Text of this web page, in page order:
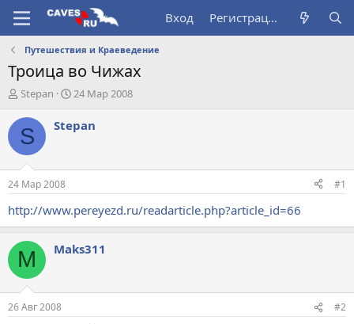
Вход Регистрация
Путешествия и Краеведение
Троица во Чижах
А
т
о
т
е
м
ы
Stepan
Д
т
а
а
л
а
24 Мар 2008
S Stepan
24 Мар 2008 #1
http://www.pereyezd.ru/readarticle.php?article_id=66
M Maks311
26 Авг 2008 #2